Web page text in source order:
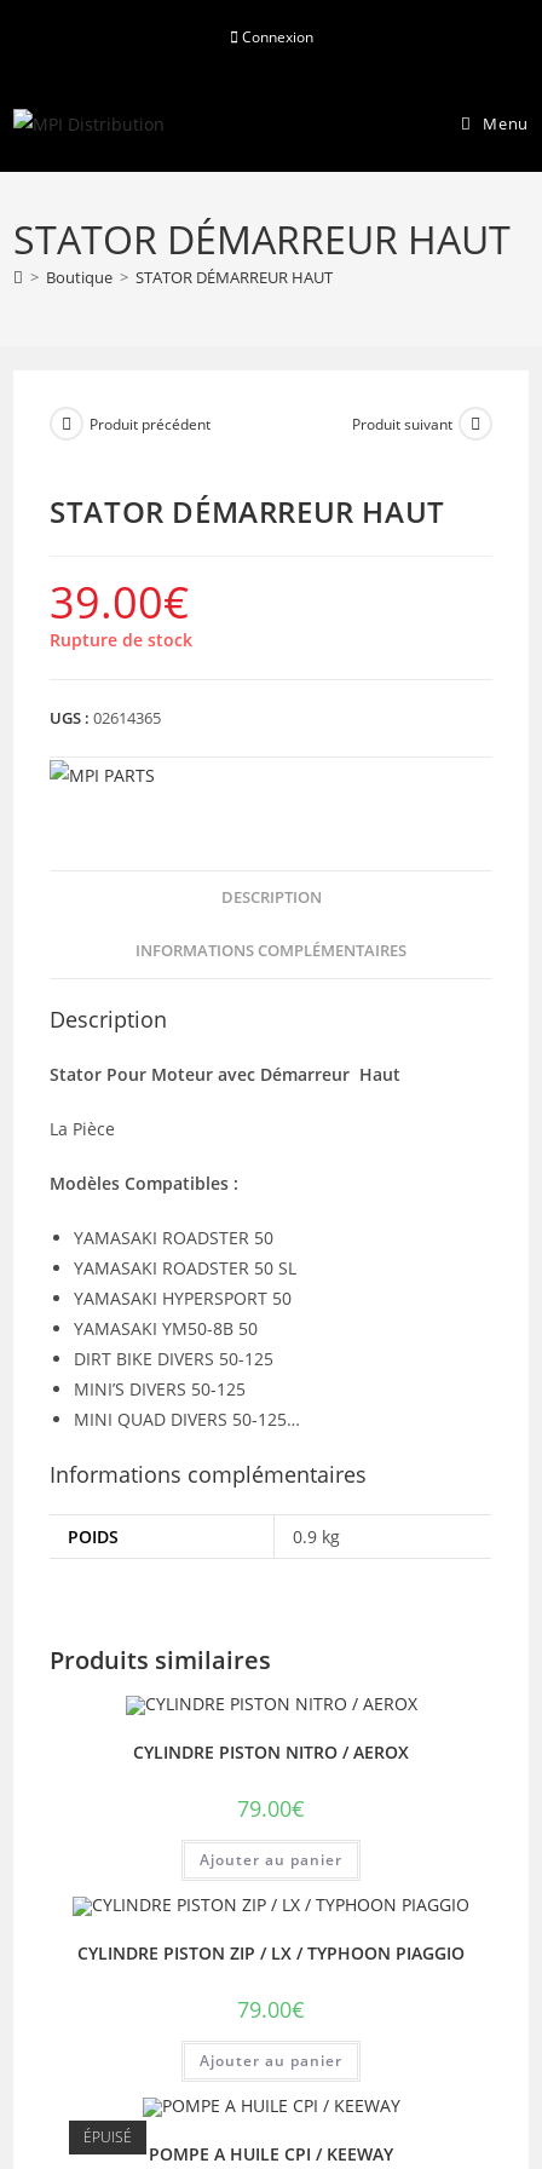
Connexion
Menu
STATOR DÉMARREUR HAUT
> Boutique > STATOR DÉMARREUR HAUT
Produit précédent Produit suivant
STATOR DÉMARREUR HAUT
39.00€
Rupture de stock
UGS :02614365
DESCRIPTION
INFORMATIONS COMPLÉMENTAIRES
Description
Stator Pour Moteur avec Démarreur Haut
La Pièce
Modèles Compatibles :
YAMASAKI ROADSTER 50
YAMASAKI ROADSTER 50 SL
YAMASAKI HYPERSPORT 50
YAMASAKI YM50-8B 50
DIRT BIKE DIVERS 50-125
MINI’S DIVERS 50-125
MINI QUAD DIVERS 50-125…
Informations complémentaires
POIDS 0.9 kg
Produits similaires
CYLINDRE PISTON NITRO / AEROX
79.00€
Ajouter au panier
CYLINDRE PISTON ZIP / LX / TYPHOON PIAGGIO
79.00€
Ajouter au panier
ÉPUISÉ
POMPE A HUILE CPI / KEEWAY